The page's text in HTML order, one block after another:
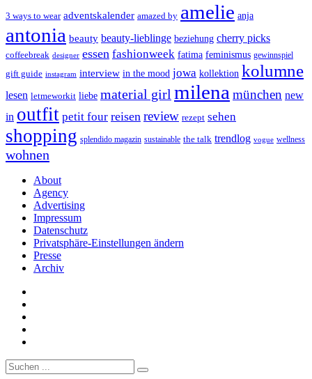
3 ways to wear adventskalender amazed by amelie anja
antonia beauty beauty-lieblinge beziehung cherry picks
coffeebreak designer essen fashionweek fatima feminismus gewinnspiel
gift guide instagram interview in the mood jowa kollektion kolumne
lesen letmeworkit liebe material girl milena münchen new
in outfit petit four reisen review rezept sehen
shopping splendido magazin sustainable the talk trendlog vogue wellness
wohnen
About
Agency
Advertising
Impressum
Datenschutz
Privatsphäre-Einstellungen ändern
Presse
Archiv